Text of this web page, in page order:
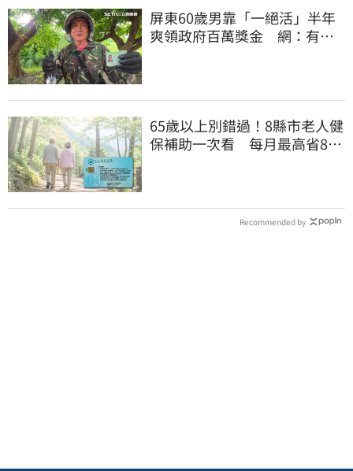
屏東60歲男靠「一絕活」半年
爽領政府百萬獎金 網：有人
65歲以上別錯過！8縣市老人健
保補助一次看 每月最高省826
Recommended by